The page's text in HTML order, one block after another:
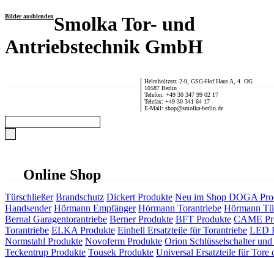
Bilder ausblendenSmolka Tor- und
Antriebstechnik GmbH
Helmholtzstr. 2-9, GSG-Hof Haus A, 4. OG
10587 Berlin
Telefon: +49 30 347 99 02 17
Telefax: +49 30 341 64 17
E-Mail: shop@smolka-berlin.de
Online Shop
Türschließer Brandschutz Dickert Produkte Neu im Shop DOGA
Handsender Hörmann Empfänger Hörmann Torantriebe Hörmann
Bernal Garagentorantriebe Berner Produkte BFT Produkte CAME
Torantriebe ELKA Produkte Einhell Ersatzteile für Torantriebe LED
Normstahl Produkte Novoferm Produkte Orion Schlüsselschalter und
Teckentrup Produkte Tousek Produkte Universal Ersatzteile für Tore